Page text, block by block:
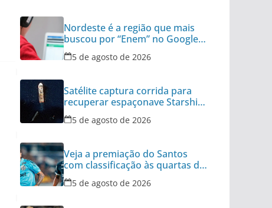
Nordeste é a região que mais
buscou por “Enem” no Google
no último ano
5 de agosto de 2026
Satélite captura corrida para
recuperar espaçonave Starship
no Oceano
5 de agosto de 2026
Veja a premiação do Santos
com classificação às quartas da
Copa do Brasil
5 de agosto de 2026